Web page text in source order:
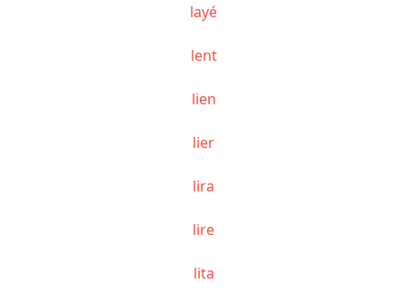
layé
lent
lien
lier
lira
lire
lita